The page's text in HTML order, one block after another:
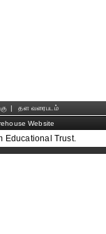
|
தள வரைபடம்
Website
Educational Trust.